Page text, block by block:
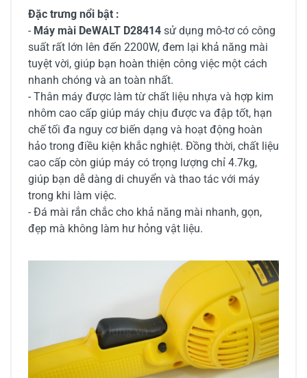
Đặc trưng nổi bật :
- Máy mài DeWALT D28414 sử dụng mô-tơ có công
suất rất lớn lên đến 2200W, đem lại khả năng mài
tuyệt vời, giúp bạn hoàn thiện công việc một cách
nhanh chóng và an toàn nhất.
- Thân máy được làm từ chất liệu nhựa và hợp kim
nhôm cao cấp giúp máy chịu được va đập tốt, hạn
chế tối đa nguy cơ biến dạng và hoạt động hoàn
hảo trong điều kiện khắc nghiệt. Đồng thời, chất liệu
cao cấp còn giúp máy có trọng lượng chỉ 4.7kg,
giúp bạn dễ dàng di chuyển và thao tác với máy
trong khi làm việc.
- Đá mài rắn chắc cho khả năng mài nhanh, gọn,
đẹp mà không làm hư hỏng vật liệu.